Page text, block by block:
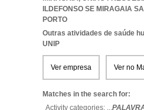
ILDEFONSO SE MIRAGAIA
PORTO
Outras atividades de saúde
UNIP
Ver empresa Ver no
Matches in the search for:
Activity categories: ...